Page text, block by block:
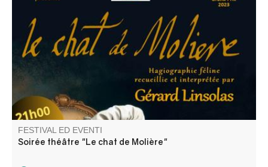
Linsolas
FESTIVAL ED EVENTI
Soirée théâtre "Le chat de Molière"